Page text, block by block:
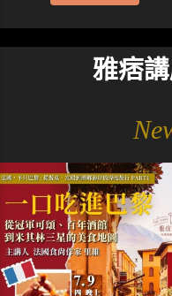
雅痞